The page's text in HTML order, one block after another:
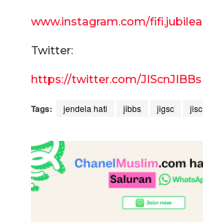
www.instagram.com/fifi.jubilea
Twitter:
https://twitter.com/JIScnJIBBs
Tags: jendela hati jibbs jigsc jisc